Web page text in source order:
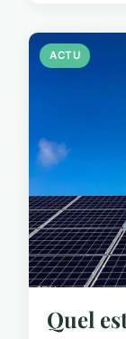
ACTU
Quel